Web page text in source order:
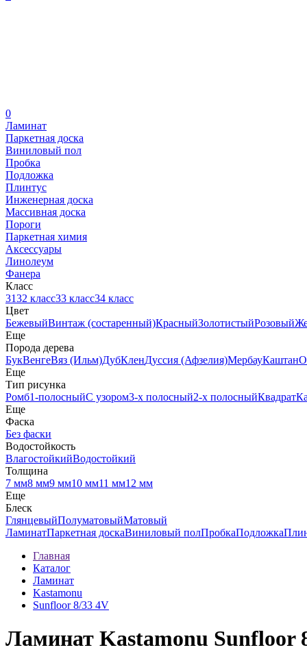
0
Ламинат
Паркетная доска
Виниловый пол
Пробка
Подложка
Плинтус
Инженерная доска
Массивная доска
Пороги
Паркетная химия
Аксессуары
Линолеум
Фанера
Класс
3132 класс33 класс34 класс
Цвет
БежевыйВинтаж (состаренный)КрасныйЗолотистыйРозовый
Еще
Порода дерева
БукВенгеВяз (Ильм)ДубКленДуссия (Афзелия)МербауКаштан
Еще
Тип рисунка
Ромб1-полосныйС узором3-х полосный2-х полосныйКвадрат
Еще
Фаска
Без фаски
Водостойкость
ВлагостойкийВодостойкий
Толщина
7 мм8 мм9 мм10 мм11 мм12 мм
Еще
Блеск
ГлянцевыйПолуматовыйМатовый
ЛаминатПаркетная доскаВиниловый полПробкаПодложка
Главная
Каталог
Ламинат
Kastamonu
Sunfloor 8/33 4V
Ламинат Kastamonu Sunfloor